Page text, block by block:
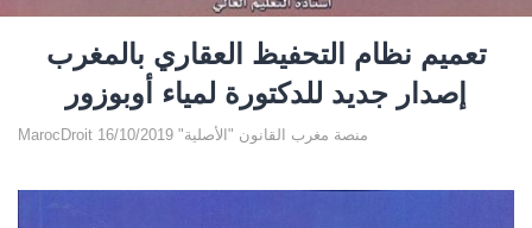
تعميم نظام التحفيظ العقاري بالمغرب
إصدار جديد للدكتورة لمياء أوبوزور
MarocDroit منصة مغرب القانون "الأصلية" 16/10/2019